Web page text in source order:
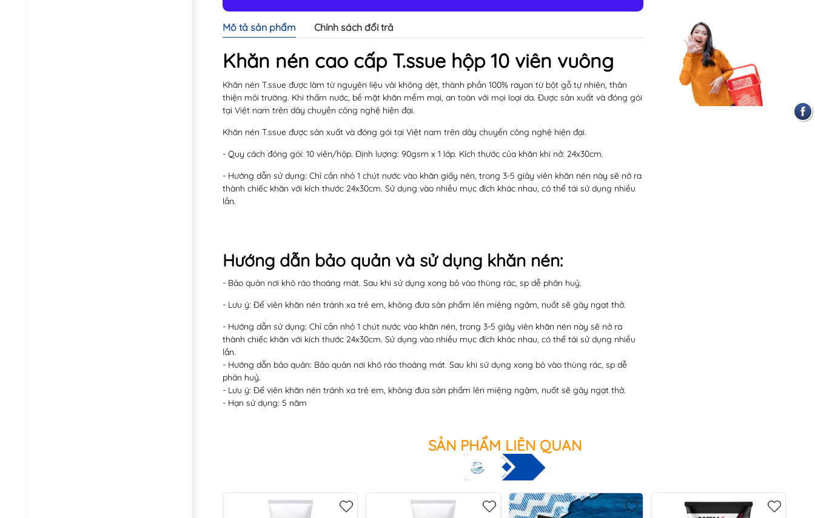
Mô tả sản phẩm Chính sách đổi trả
Khăn nén cao cấp T.ssue hộp 10 viên vuông
Khăn nén T.ssue được làm từ nguyên liệu vải không dệt, thành phần 100% rayon từ bột gỗ tự nhiên, thân
thiện môi trường. Khi thấm nước, bề mặt khăn mềm mại, an toàn với mọi loại da. Được sản xuất và đóng gói
tại Việt nam trên dây chuyền công nghệ hiện đại.
Khăn nén T.ssue được sản xuất và đóng gói tại Việt nam trên dây chuyền công nghệ hiện đại.
- Quy cách đóng gói: 10 viên/hộp. Định lượng: 90gsm x 1 lớp. Kích thước của khăn khi nở: 24x30cm.
- Hướng dẫn sử dụng: Chỉ cần nhỏ 1 chút nước vào khăn giấy nén, trong 3-5 giây viên khăn nén này sẽ nở ra
thành chiếc khăn với kích thước 24x30cm. Sử dụng vào nhiều mục đích khác nhau, có thể tái sử dụng nhiều
lần.
Hướng dẫn bảo quản và sử dụng khăn nén:
- Bảo quản nơi khô ráo thoáng mát. Sau khi sử dụng xong bỏ vào thùng rác, sp dễ phân huỷ.
- Lưu ý: Để viên khăn nén tránh xa trẻ em, không đưa sản phẩm lên miệng ngậm, nuốt sẽ gây ngạt thở.
- Hướng dẫn sử dụng: Chỉ cần nhỏ 1 chút nước vào khăn nén, trong 3-5 giây viên khăn nén này sẽ nở ra
thành chiếc khăn với kích thước 24x30cm. Sử dụng vào nhiều mục đích khác nhau, có thể tái sử dụng nhiều
lần.
- Hướng dẫn bảo quản: Bảo quản nơi khô ráo thoáng mát. Sau khi sử dụng xong bỏ vào thùng rác, sp dễ
phân huỷ.
- Lưu ý: Để viên khăn nén tránh xa trẻ em, không đưa sản phẩm lên miệng ngậm, nuốt sẽ gây ngạt thở.
- Hạn sử dụng: 5 năm
SẢN PHẨM LIÊN QUAN